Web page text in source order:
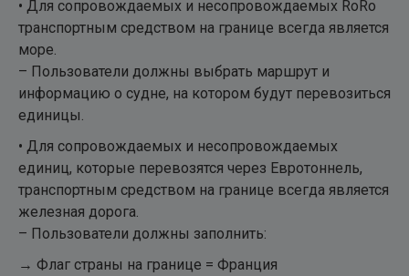
• Для сопровождаемых и несопровождаемых RoRo
транспортным средством на границе всегда является
море.
– Пользователи должны выбрать маршрут и
информацию о судне, на котором будут перевозиться
единицы.
• Для сопровождаемых и несопровождаемых
единиц, которые перевозятся через Евротоннель,
транспортным средством на границе всегда является
железная дорога.
– Пользователи должны заполнить:
→ Флаг страны на границе = Франция